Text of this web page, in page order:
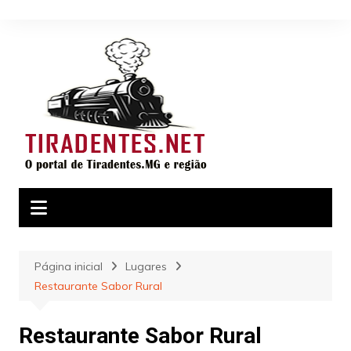
Página inicial
Lugares
Restaurante Sabor Rural
Restaurante Sabor Rural